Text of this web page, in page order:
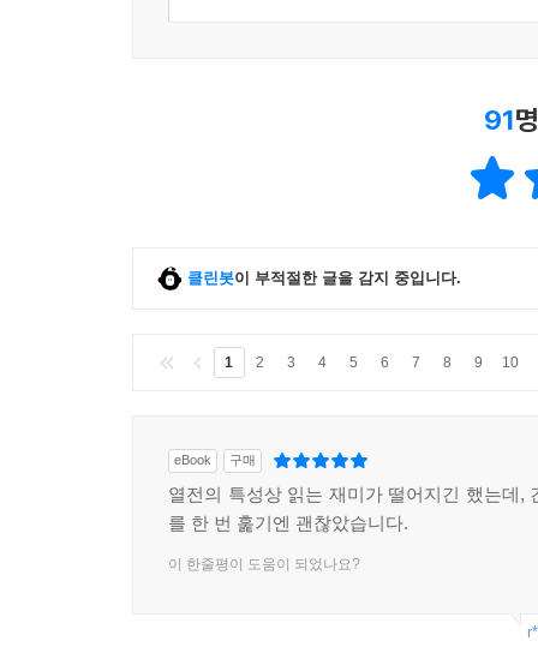
91
클린봇이 부적절한 글을 감지 중입니다.
1 2 3 4 5 6 7 8 9 10
eBook 구매
열전의 특성상 읽는 재미가 떨어지긴 했는데,
를 한 번 훑기엔 괜찮았습니다.
이 한줄평이 도움이 되었나요?